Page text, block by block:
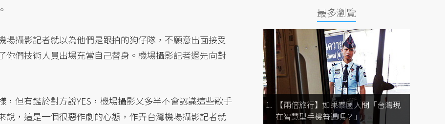
場攝影記者就以為他們是跟拍的狗仔隊，不願意出面接受
你們技術人員出場充當自己替身。機場攝影記者還先向對
但有鑑於對方說YES，機場攝影又多半不會認識這些歌手
說，這是一個很惡作劇的心態，作弄台灣機場攝影記者就
最多瀏覽
【兩倍旅行】如果泰國人問「台灣現
在智慧型手機普遍嗎？」